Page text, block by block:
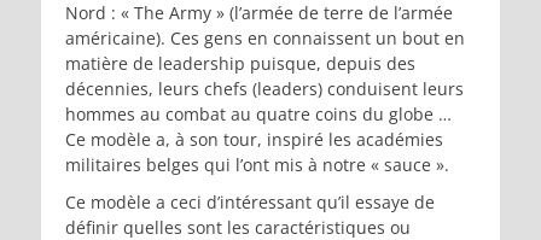
Nord : « The Army » (l’armée de terre de l’armée
américaine). Ces gens en connaissent un bout en
matière de leadership puisque, depuis des
décennies, leurs chefs (leaders) conduisent leurs
hommes au combat au quatre coins du globe …
Ce modèle a, à son tour, inspiré les académies
militaires belges qui l’ont mis à notre « sauce ».
Ce modèle a ceci d’intéressant qu’il essaye de
définir quelles sont les caractéristiques ou